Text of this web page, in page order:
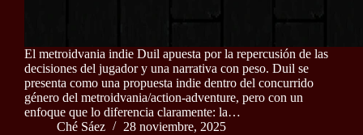
El metroidvania indie Duil apuesta por la repercusión de las
decisiones del jugador y una narrativa con peso. Duil se
presenta como una propuesta indie dentro del concurrido
género del metroidvania/action-adventure, pero con un
enfoque que lo diferencia claramente: la…
Ché Sáez
28 noviembre, 2025